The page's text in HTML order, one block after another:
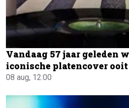
Vandaag 57 jaar geleden
iconische platencover
08 aug, 12:00